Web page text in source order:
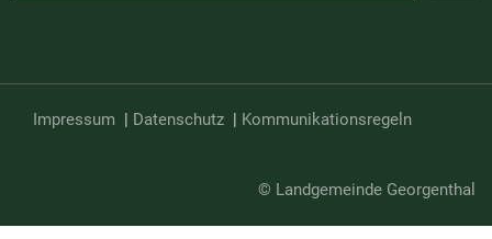
Impressum | Datenschutz | Kommunikationsregeln
© Landgemeinde Georgenthal